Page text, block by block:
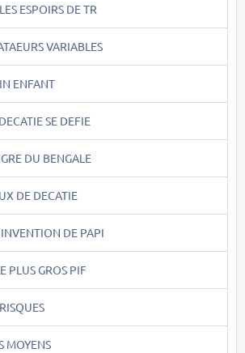
ESPOIRS DE TR
VARIABLES
ENFANT
SE DEFIE
DU BENGALE
DE DECATIE
DE PAPI
PLUS GROS PIF
MOYENS